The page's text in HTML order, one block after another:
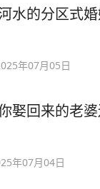
水的分区式
年07月05日
娶回来的老
年07月04日